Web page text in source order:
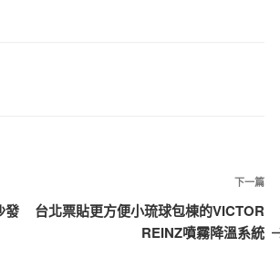
發
下
篇
下一篇
台北票貼更方便小琉球包棟的VICTOR
REINZ噴霧降溫系統